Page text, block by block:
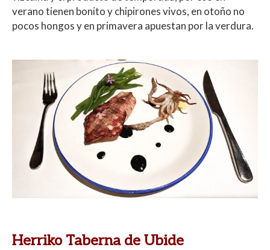
verano tienen bonito y chipirones vivos, en otoño no
pocos hongos y en primavera apuestan por la verdura.
Herriko Taberna de Ubide